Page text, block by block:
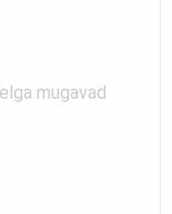
mugavad